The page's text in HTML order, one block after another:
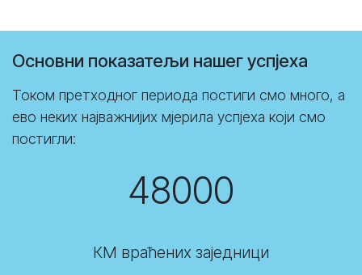
Основни показатељи нашег успјеха
Током претходног периода постиги смо много, а
ево неких најважнијих мјерила успјеха који смо
постигли:
48000
КМ враћених заједници